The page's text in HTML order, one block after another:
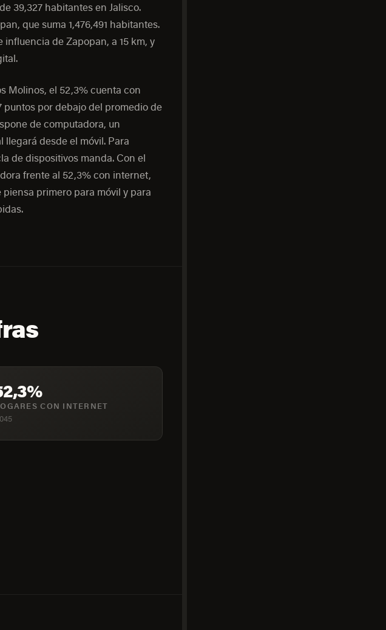
39,327 habitantes en Jalisco.
que suma 1,476,491 habitantes.
de Zapopan, a 15 km, y
Molinos, el 52,3% cuenta con
puntos por debajo del promedio de
de computadora, un
desde el móvil. Para
de dispositivos manda. Con el
frente al 52,3% con internet,
primero para móvil y para
CON INTERNET